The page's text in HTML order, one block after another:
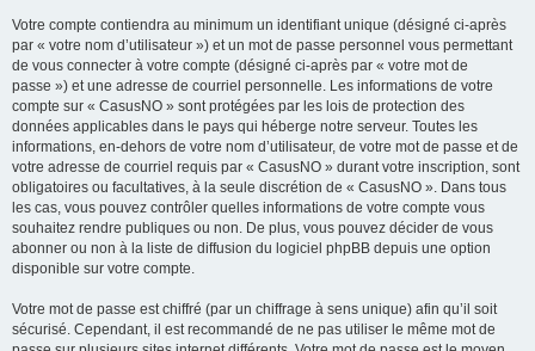
Votre compte contiendra au minimum un identifiant unique (désigné ci-après
par « votre nom d’utilisateur ») et un mot de passe personnel vous permettant
de vous connecter à votre compte (désigné ci-après par « votre mot de
passe ») et une adresse de courriel personnelle. Les informations de votre
compte sur « CasusNO » sont protégées par les lois de protection des
données applicables dans le pays qui héberge notre serveur. Toutes les
informations, en-dehors de votre nom d’utilisateur, de votre mot de passe et de
votre adresse de courriel requis par « CasusNO » durant votre inscription, sont
obligatoires ou facultatives, à la seule discrétion de « CasusNO ». Dans tous
les cas, vous pouvez contrôler quelles informations de votre compte vous
souhaitez rendre publiques ou non. De plus, vous pouvez décider de vous
abonner ou non à la liste de diffusion du logiciel phpBB depuis une option
disponible sur votre compte.
Votre mot de passe est chiffré (par un chiffrage à sens unique) afin qu’il soit
sécurisé. Cependant, il est recommandé de ne pas utiliser le même mot de